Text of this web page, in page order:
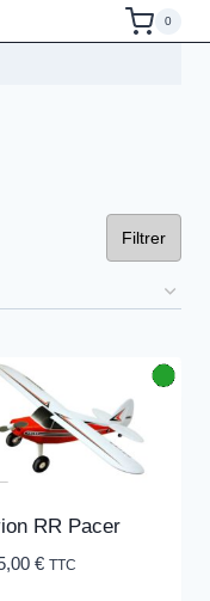
0
Filtrer
RR Pacer
€ TTC